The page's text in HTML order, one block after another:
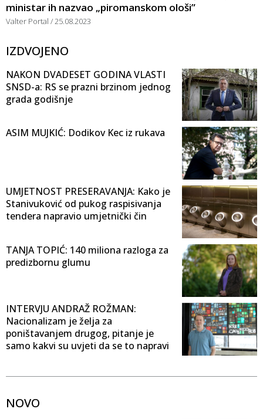
ministar ih nazvao „piromanskom ološi”
Valter Portal 25.08.2023
IZDVOJENO
NAKON DVADESET GODINA VLASTI
SNSD-a: RS se prazni brzinom jednog
grada godišnje
ASIM MUJKIĆ: Dodikov Kec iz rukava
UMJETNOST PRESERAVANJA: Kako je
Stanivuković od pukog raspisivanja
tendera napravio umjetnički čin
TANJA TOPIĆ: 140 miliona razloga za
predizbornu glumu
INTERVJU ANDRAŽ ROŽMAN:
Nacionalizam je želja za
poništavanjem drugog, pitanje je
samo kakvi su uvjeti da se to napravi
NOVO